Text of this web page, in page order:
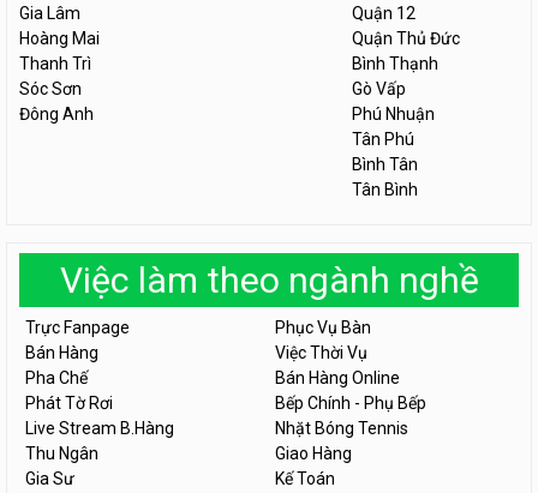
Gia Lâm
Hoàng Mai
Thanh Trì
Sóc Sơn
Đông Anh
Quận 12
Quận Thủ Đức
Bình Thạnh
Gò Vấp
Phú Nhuận
Tân Phú
Bình Tân
Tân Bình
Việc làm theo ngành nghề
Trực Fanpage
Phục Vụ Bàn
Bán Hàng
Việc Thời Vụ
Pha Chế
Bán Hàng Online
Phát Tờ Rơi
Bếp Chính - Phụ Bếp
Live Stream B.Hàng
Nhặt Bóng Tennis
Thu Ngân
Giao Hàng
Gia Sư
Kế Toán